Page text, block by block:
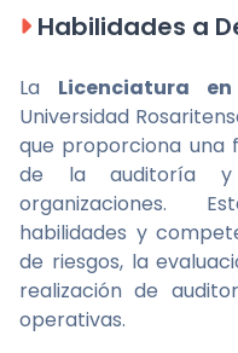
Habilidades a
La Licenciatura
Universidad
que proporciona una
de la auditoría
organizaciones.
habilidades y
de riesgos, la
realización de
operativas.